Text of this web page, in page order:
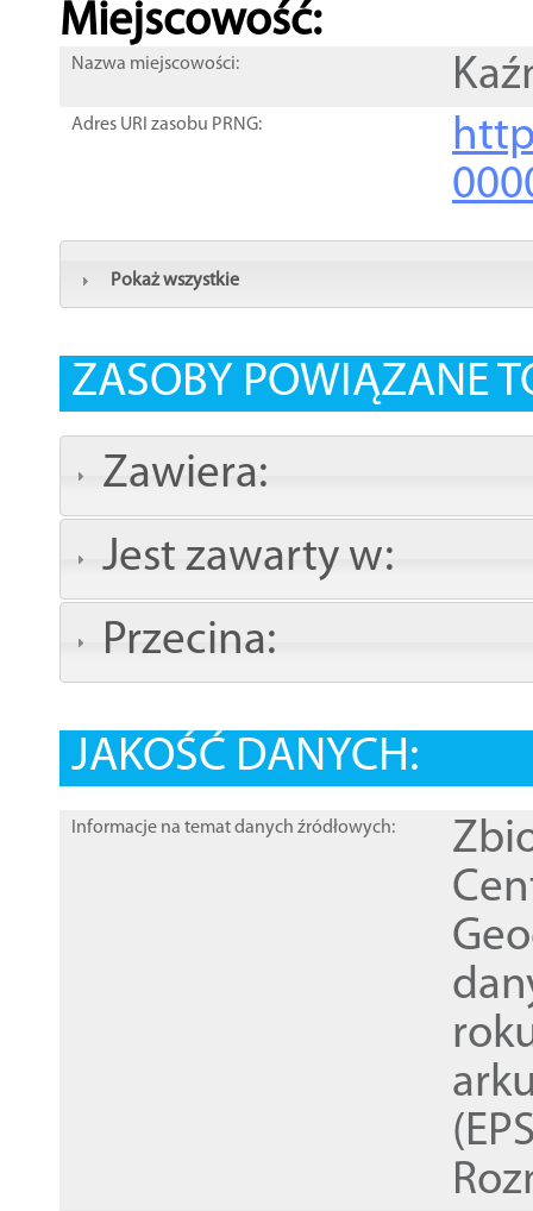
Miejscowość:
Nazwa miejscowości:
Adres URI zasobu PRNG:
Pokaż wszystkie
ZASOBY POWIĄZANE
Zawiera:
Jest zawarty w:
Przecina:
JAKOŚĆ DANYCH:
Informacje na temat danych źródłowych: